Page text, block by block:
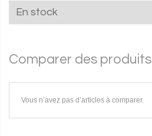
En stock
Comparer des produits
Vous n’avez pas d’articles à comparer.